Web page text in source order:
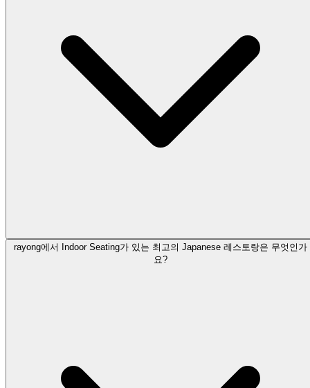
rayong에서 Indoor Seating가 있는 최고의 Japanese 레스토랑은 무엇인가
요?